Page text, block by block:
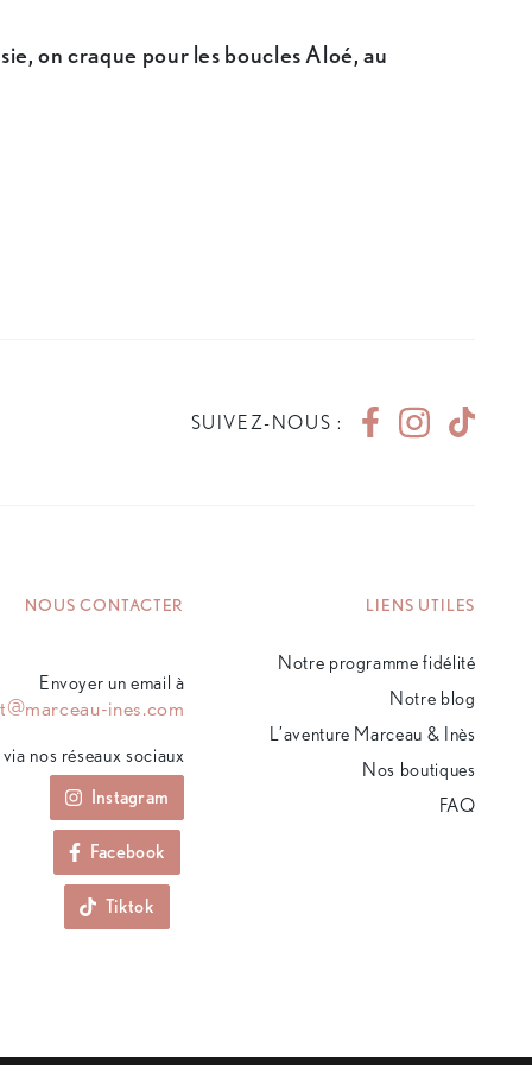
on craque pour les boucles Aloé, au
SUIVEZ-NOUS :
NOUS CONTACTER
Envoyer un email à
ines.com
nos réseaux sociaux
Instagram
Facebook
Tiktok
LIENS UTILES
Notre programme fidélité
Notre blog
L’aventure Marceau & Inès
Nos boutiques
FAQ